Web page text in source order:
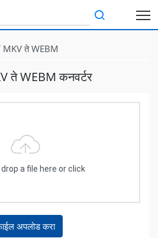
MKV ते WEBM
ते WEBM कनवर्टर
drop a file here or click